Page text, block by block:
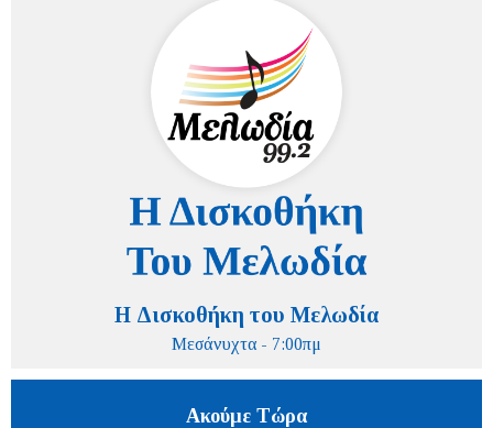
Η Δισκοθήκη του Μελωδία
Μεσάνυχτα - 7:00πμ
Ακούμε Τώρα